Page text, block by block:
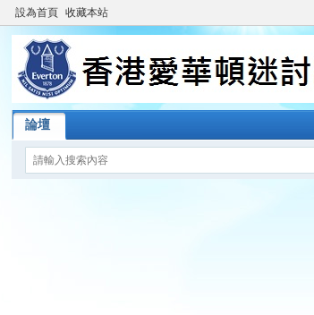
設為首頁 收藏本站
論壇